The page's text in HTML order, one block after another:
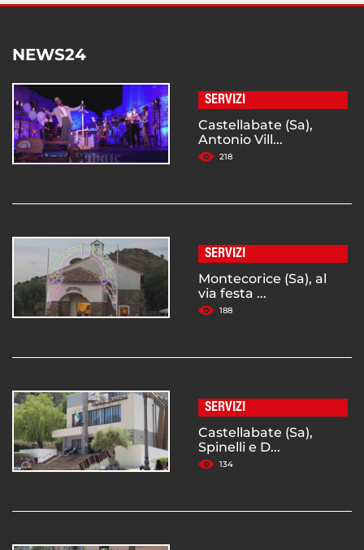
NEWS24
SERVIZI
Castellabate (Sa),
Antonio Vill...
218
SERVIZI
Montecorice (Sa), al
via festa ...
188
SERVIZI
Castellabate (Sa),
Spinelli e D...
134